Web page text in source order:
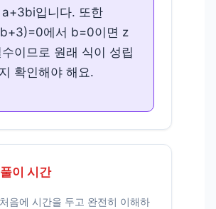
입니다. 또한
에서 b=0이면 z
이므로 원래 식이 성립
확인해야 해요.
이 시간
음에 시간을 두고 완전히 이해하